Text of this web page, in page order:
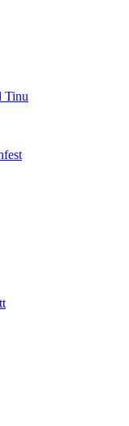
Tinu